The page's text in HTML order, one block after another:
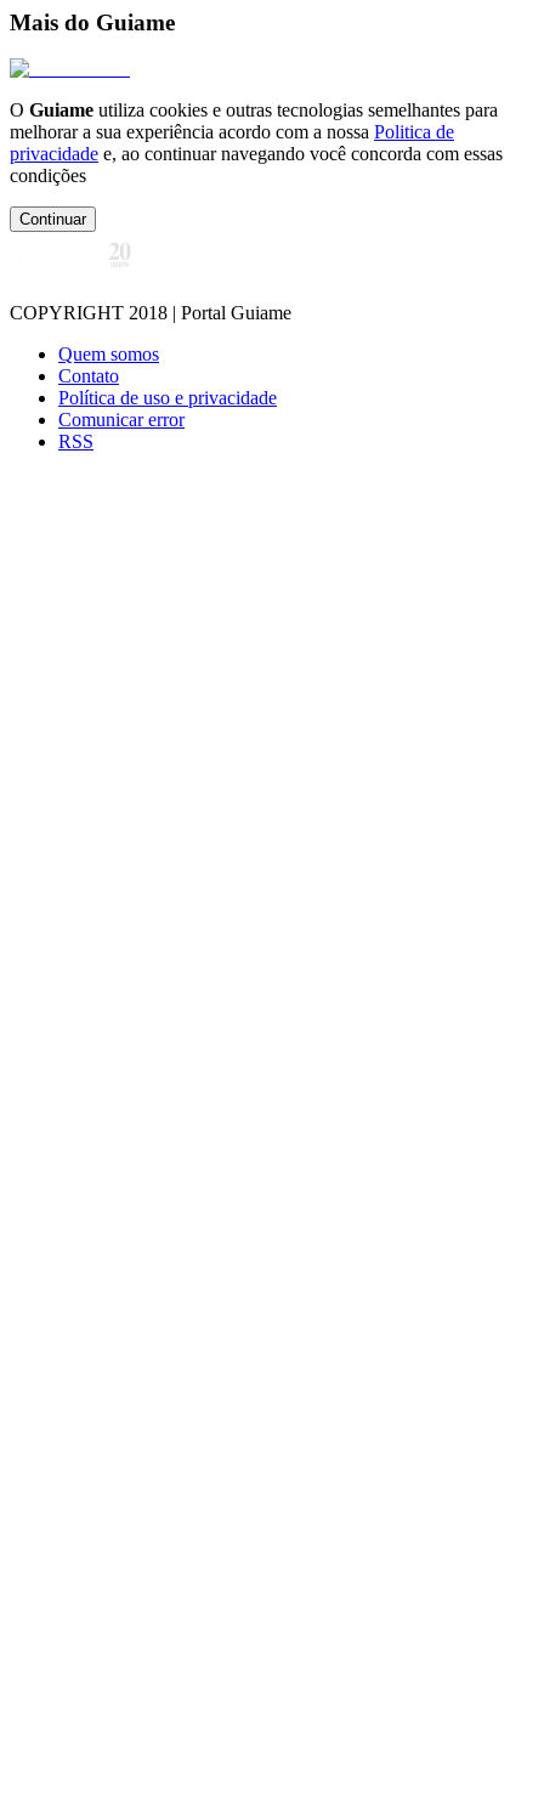
Mais do Guiame
O Guiame utiliza cookies e outras tecnologias semelhantes para
melhorar a sua experiência acordo com a nossa Politica de
privacidade e, ao continuar navegando você concorda com essas
condições
Continuar
COPYRIGHT 2018 | Portal Guiame
Quem somos
Contato
Política de uso e privacidade
Comunicar error
RSS